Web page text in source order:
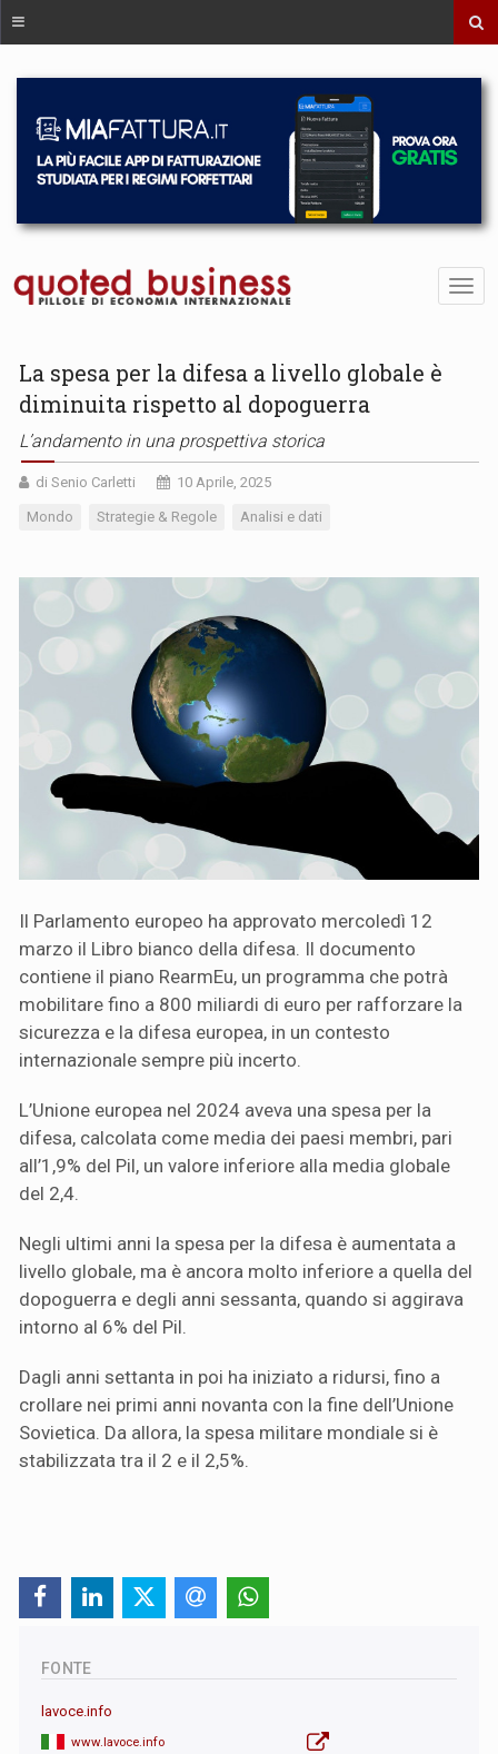
La spesa per la difesa a livello globale è
diminuita rispetto al dopoguerra
L’andamento in una prospettiva storica
di Senio Carletti 10 Aprile, 2025
Mondo Strategie & Regole Analisi e dati
Il Parlamento europeo ha approvato mercoledì 12
marzo il Libro bianco della difesa. Il documento
contiene il piano RearmEu, un programma che potrà
mobilitare fino a 800 miliardi di euro per rafforzare la
sicurezza e la difesa europea, in un contesto
internazionale sempre più incerto.
L’Unione europea nel 2024 aveva una spesa per la
difesa, calcolata come media dei paesi membri, pari
all’1,9% del Pil, un valore inferiore alla media globale
del 2,4.
Negli ultimi anni la spesa per la difesa è aumentata a
livello globale, ma è ancora molto inferiore a quella del
dopoguerra e degli anni sessanta, quando si aggirava
intorno al 6% del Pil.
Dagli anni settanta in poi ha iniziato a ridursi, fino a
crollare nei primi anni novanta con la fine dell’Unione
Sovietica. Da allora, la spesa militare mondiale si è
stabilizzata tra il 2 e il 2,5%.
FONTE
lavoce.info
www.lavoce.info